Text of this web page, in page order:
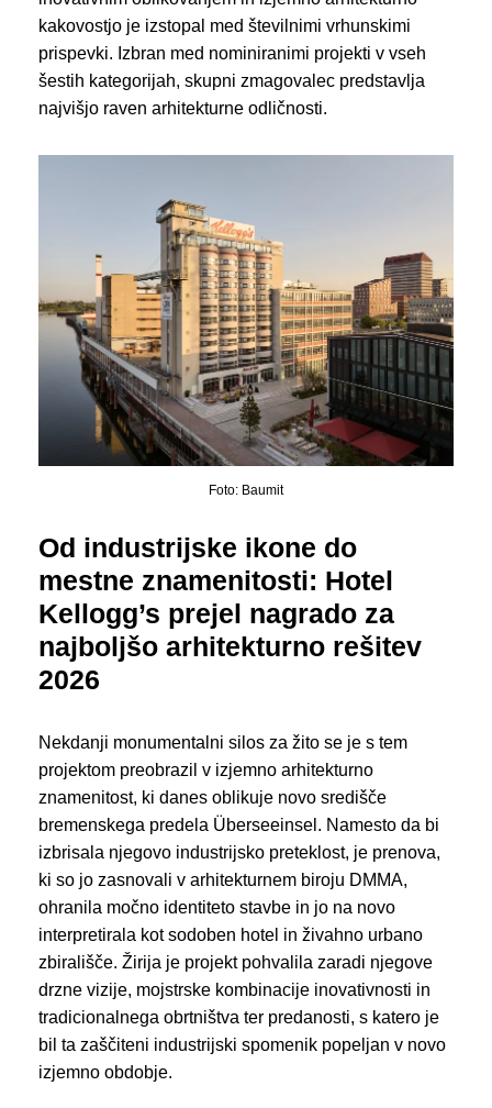
kakovostjo je izstopal med številnimi vrhunskimi
prispevki. Izbran med nominiranimi projekti v vseh
šestih kategorijah, skupni zmagovalec predstavlja
najvišjo raven arhitekturne odličnosti.
Foto: Baumit
Od industrijske ikone do
mestne znamenitosti: Hotel
Kellogg’s prejel nagrado za
najboljšo arhitekturno rešitev
2026
Nekdanji monumentalni silos za žito se je s tem
projektom preobrazil v izjemno arhitekturno
znamenitost, ki danes oblikuje novo središče
bremenskega predela Überseeinsel. Namesto da bi
izbrisala njegovo industrijsko preteklost, je prenova,
ki so jo zasnovali v arhitekturnem biroju DMMA,
ohranila močno identiteto stavbe in jo na novo
interpretirala kot sodoben hotel in živahno urbano
zbirališče. Žirija je projekt pohvalila zaradi njegove
drzne vizije, mojstrske kombinacije inovativnosti in
tradicionalnega obrtništva ter predanosti, s katero je
bil ta zaščiteni industrijski spomenik popeljan v novo
izjemno obdobje.